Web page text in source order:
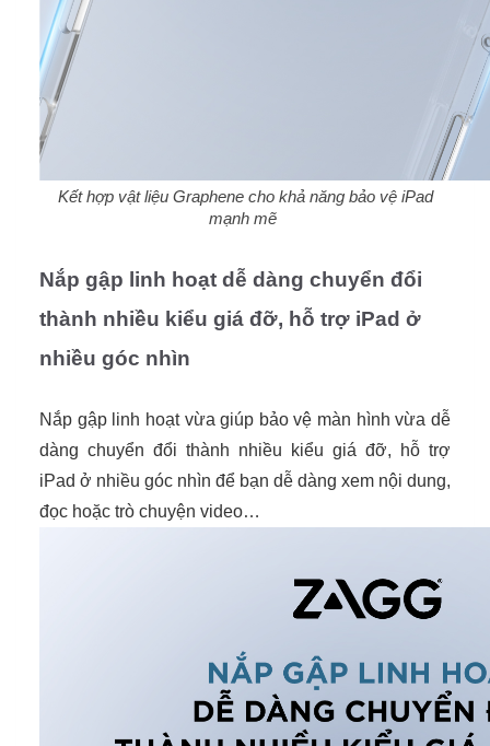
Kết hợp vật liệu Graphene cho khả năng bảo vệ iPad
mạnh mẽ
Nắp gập linh hoạt dễ dàng chuyển đổi
thành nhiều kiểu giá đỡ, hỗ trợ iPad ở
nhiều góc nhìn
Nắp gập linh hoạt vừa giúp bảo vệ màn hình vừa dễ
dàng chuyển đổi thành nhiều kiểu giá đỡ, hỗ trợ
iPad ở nhiều góc nhìn để bạn dễ dàng xem nội dung,
đọc hoặc trò chuyện video…